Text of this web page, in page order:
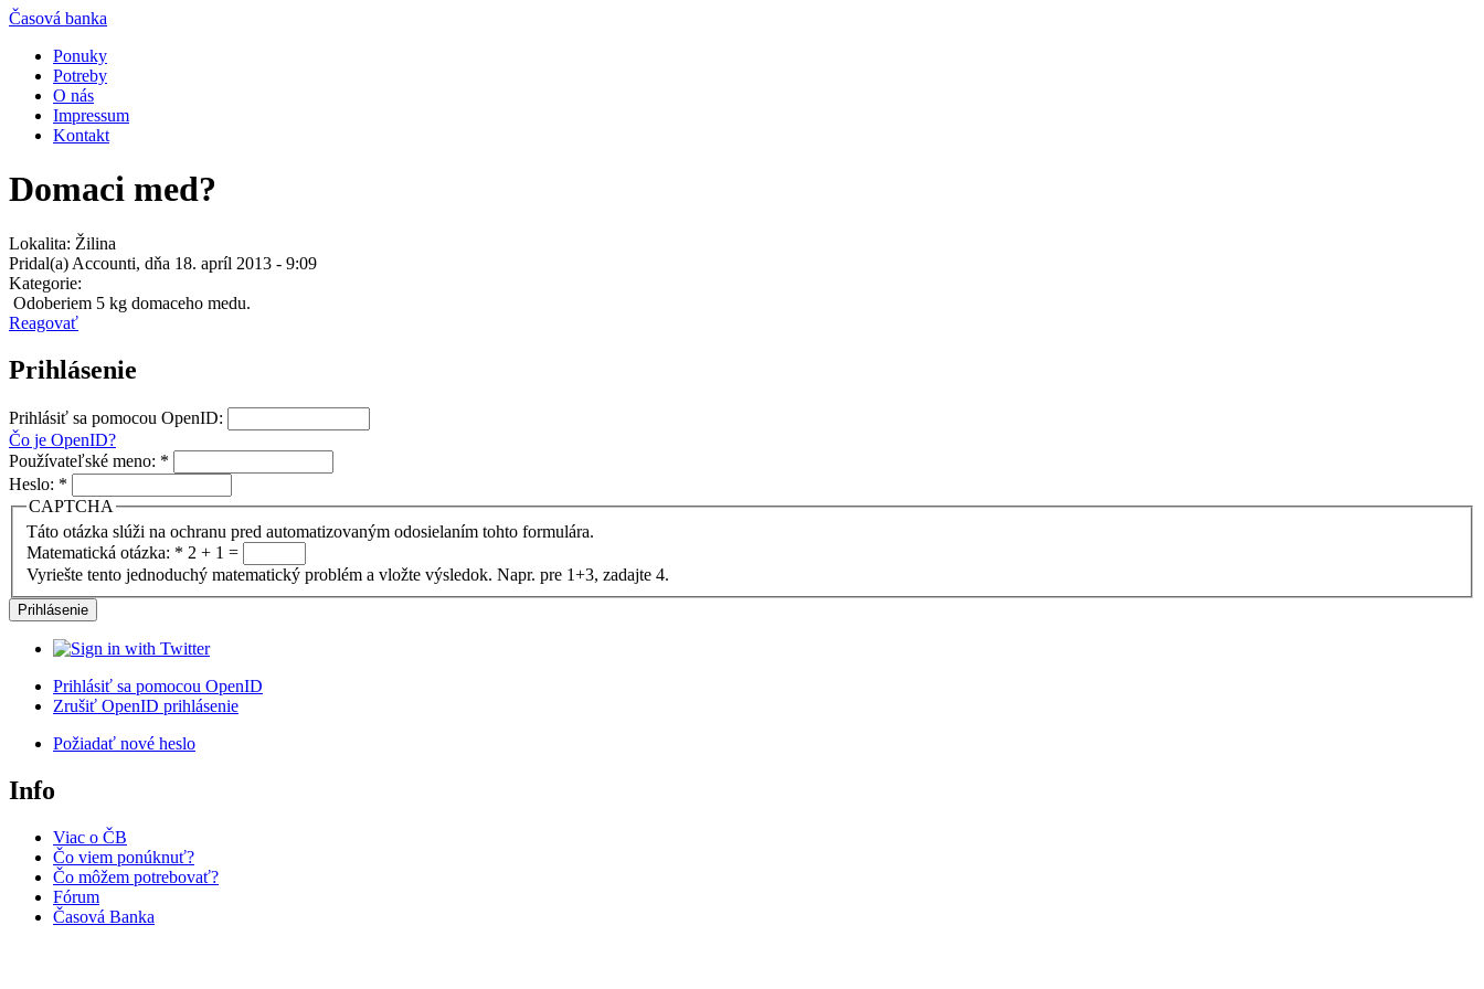
Časová banka
Ponuky
Potreby
O nás
Impressum
Kontakt
Domaci med?
Lokalita: Žilina
Pridal(a) Accounti, dňa 18. apríl 2013 - 9:09
Kategorie:
Odoberiem 5 kg domaceho medu.
Reagovať
Prihlásenie
Prihlásiť sa pomocou OpenID:
Čo je OpenID?
Používateľské meno: *
Heslo: *
CAPTCHA
Táto otázka slúži na ochranu pred automatizovaným odosielaním tohto formulára.
Matematická otázka: * 2 + 1 =
Vyriešte tento jednoduchý matematický problém a vložte výsledok. Napr. pre 1+3, zadajte 4.
Prihlásiť sa pomocou OpenID
Zrušiť OpenID prihlásenie
Požiadať nové heslo
Info
Viac o ČB
Čo viem ponúknuť?
Čo môžem potrebovať?
Fórum
Časová Banka